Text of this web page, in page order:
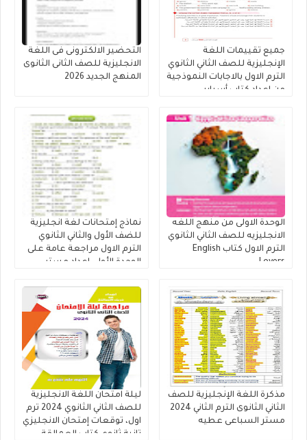
جميع تقييمات اللغة
الإنجليزية للصف الثاني الثانوي
الترم الاول بالاجابات النموذجية
من إعداد كتاب أسباير
التحضير الالكترونى فى اللغة
الانجليزية للصف الثانى الثانوى
المنهج الجديد 2026
الوحدة الاولى من منهج اللغه
الانجليزيه للصف الثاني الثانوي
الترم الاول كتاب English
Lovers
نماذج إمتحانات لغة انجليزية
للضف الأول والثاني الثانوي
الترم الاول مراجعة عامة على
الوحدة الأولى إعداد مستر
مذكرة اللغة الإنجليزية للصف
الثاني الثانوى الترم الثاني 2024
مستر السباعى عطيه
ليلة امتحان اللغة الانجليزية
للصف الثاني الثانوي 2024 ترم
اول، توقعات إمتحان الانجليزي
تانية ثانوي كتاب العمالقة